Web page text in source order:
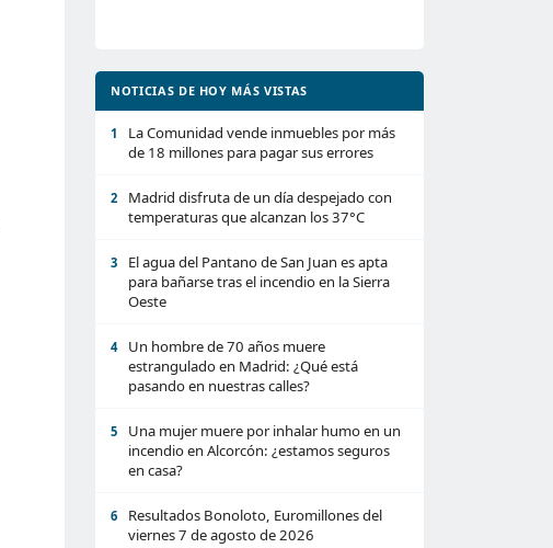
NOTICIAS DE HOY MÁS VISTAS
1
La Comunidad vende inmuebles por más
de 18 millones para pagar sus errores
2
Madrid disfruta de un día despejado con
temperaturas que alcanzan los 37°C
3
El agua del Pantano de San Juan es apta
para bañarse tras el incendio en la Sierra
Oeste
4
Un hombre de 70 años muere
estrangulado en Madrid: ¿Qué está
pasando en nuestras calles?
5
Una mujer muere por inhalar humo en un
incendio en Alcorcón: ¿estamos seguros
en casa?
6
Resultados Bonoloto, Euromillones del
viernes 7 de agosto de 2026